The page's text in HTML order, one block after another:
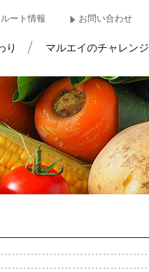
ルート情報 お問い合わせ
り マルエイのチャレンジ